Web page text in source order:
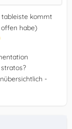
tableiste kommt
habe)
-